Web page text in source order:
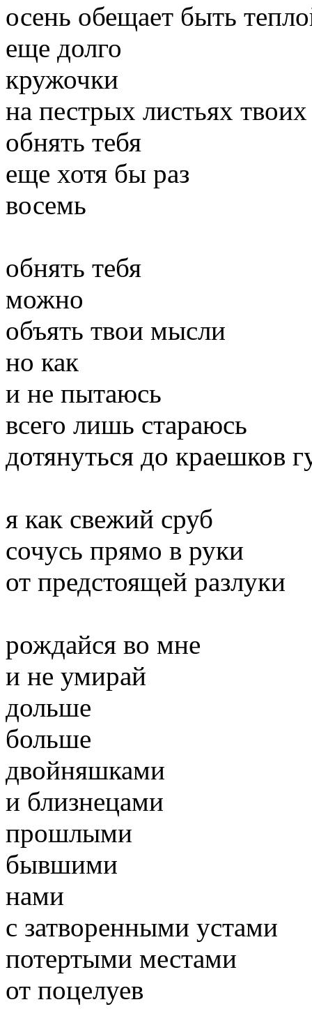
осень обещает быть
еще долго
кружочки
на пестрых листьях твоих
обнять тебя
еще хотя бы раз
восемь
обнять тебя
можно
объять твои мысли
но как
и не пытаюсь
всего лишь стараюсь
дотянуться до краешков
я как свежий сруб
сочусь прямо в руки
от предстоящей разлуки
рождайся во мне
и не умирай
дольше
больше
двойняшками
и близнецами
прошлыми
бывшими
нами
с затворенными устами
потертыми местами
от поцелуев